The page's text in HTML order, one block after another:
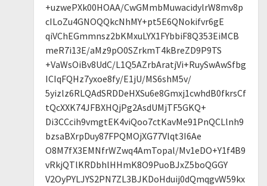
+uzwePXk00HOAA/CwGMmbMuwacidylrW8mv8p
cILoZu4GNOQQkcNhMY+pt5E6QNokifvr6gE
qiVChEGmmnsz2bKMxuLYX1FYbbiF8Q353EiMCB
meR7i13E/aMz9pO0SZrkmT4kBreZD9P9TS
+VaWsOiBv8UdC/L1Q5AZrbAratjVi+RuySwAwSfbg
ICIqFQHz7yxoe8fy/E1jU/MS6shM5v/
5yizlz6RLQAdSRDDeHXSu6e8Gmxj1cwhdB0fkrsCf
tQcXXK74JFBXHQjPg2AsdUMjTF5GKQ+
Di3CCcih9vmgtEK4viQoo7ctKavMe91PnQCLlnh9
bzsaBXrpDuy87FPQMOjXG77Vlqt3I6Ae
O8M7fX3EMNfrWZwq4AmTopal/Mv1eDO+Y1f4B9
vRkjQTlKRDbhlHHmK8O9PuoBJxZ5boQGGY
V2OyPYLJYS2PN7ZL3BJKDoHduij0dQmqgvW59kx